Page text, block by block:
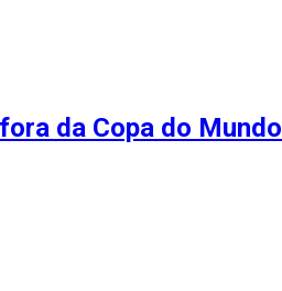
da Copa do Mundo